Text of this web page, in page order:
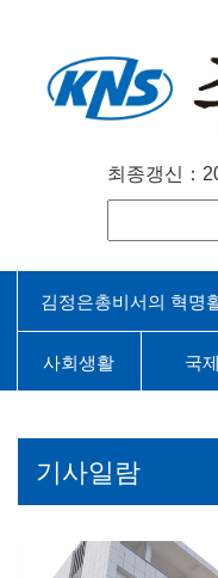
최종갱신：
김정은총비서의 혁명
사회생활 국제
기사일람